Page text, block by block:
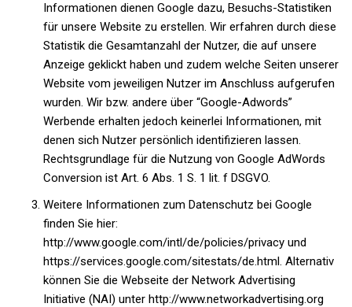
Informationen dienen Google dazu, Besuchs-Statistiken
für unsere Website zu erstellen. Wir erfahren durch diese
Statistik die Gesamtanzahl der Nutzer, die auf unsere
Anzeige geklickt haben und zudem welche Seiten unserer
Website vom jeweiligen Nutzer im Anschluss aufgerufen
wurden. Wir bzw. andere über “Google-Adwords”
Werbende erhalten jedoch keinerlei Informationen, mit
denen sich Nutzer persönlich identifizieren lassen.
Rechtsgrundlage für die Nutzung von Google AdWords
Conversion ist Art. 6 Abs. 1 S. 1 lit. f DSGVO.
Weitere Informationen zum Datenschutz bei Google
finden Sie hier:
http://www.google.com/intl/de/policies/privacy und
https://services.google.com/sitestats/de.html. Alternativ
können Sie die Webseite der Network Advertising
Initiative (NAI) unter http://www.networkadvertising.org